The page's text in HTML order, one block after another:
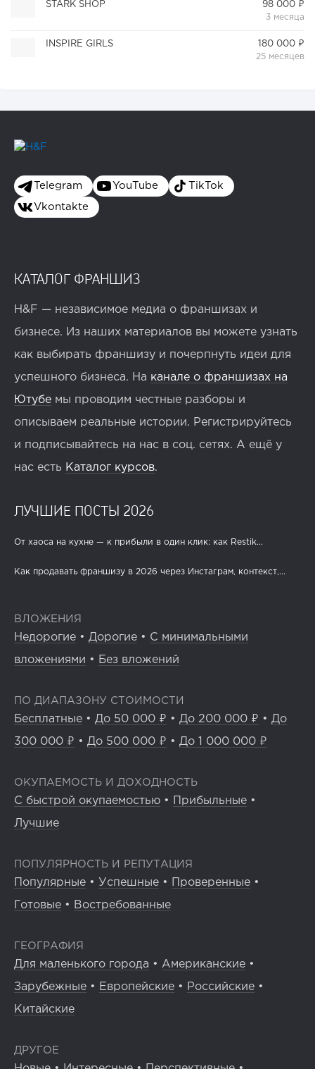
STARK SHOP
98 000 ₽
3 месяца
INSPIRE GIRLS
180 000 ₽
25 месяцев
Telegram YouTube TikTok
Vkontakte
КАТАЛОГ ФРАНШИЗ
H&F — независимое медиа о франшизах и
бизнесе. Из наших материалов вы можете узнать
как выбирать франшизу и почерпнуть идеи для
успешного бизнеса. На канале о франшизах на
Ютубе мы проводим честные разборы и
описываем реальные истории. Регистрируйтесь
и подписывайтесь на нас в соц. сетях. А ещё у
нас есть Каталог курсов.
ЛУЧШИЕ ПОСТЫ 2026
От хаоса на кухне — к прибыли в один клик: как Restik...
Как продавать франшизу в 2026 через Инстаграм, контекст,...
ВЛОЖЕНИЯ
Недорогие • Дорогие • С минимальными
вложениями • Без вложений
ПО ДИАПАЗОНУ СТОИМОСТИ
Бесплатные • До 50 000 ₽ • До 200 000 ₽ • До
300 000 ₽ • До 500 000 ₽ • До 1 000 000 ₽
ОКУПАЕМОСТЬ И ДОХОДНОСТЬ
С быстрой окупаемостью • Прибыльные •
Лучшие
ПОПУЛЯРНОСТЬ И РЕПУТАЦИЯ
Популярные • Успешные • Проверенные •
Готовые • Востребованные
ГЕОГРАФИЯ
Для маленького города • Американские •
Зарубежные • Европейские • Российские •
Китайские
ДРУГОЕ